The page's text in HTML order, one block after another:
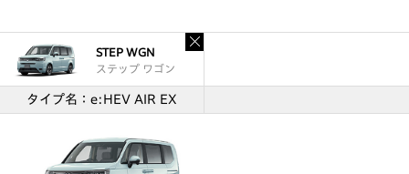
STEP WGN
ステップ ワゴン
タイプ名：e:HEV AIR EX